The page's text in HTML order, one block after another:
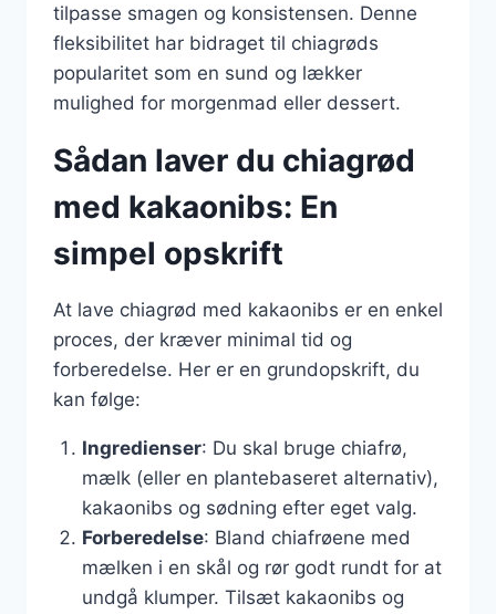
tilpasse smagen og konsistensen. Denne
fleksibilitet har bidraget til chiagrøds
popularitet som en sund og lækker
mulighed for morgenmad eller dessert.
Sådan laver du chiagrød
med kakaonibs: En
simpel opskrift
At lave chiagrød med kakaonibs er en enkel
proces, der kræver minimal tid og
forberedelse. Her er en grundopskrift, du
kan følge:
Ingredienser: Du skal bruge chiafrø,
mælk (eller en plantebaseret alternativ),
kakaonibs og sødning efter eget valg.
Forberedelse: Bland chiafrøene med
mælken i en skål og rør godt rundt for at
undgå klumper. Tilsæt kakaonibs og